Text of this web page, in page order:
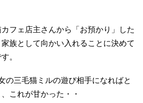
フェ店主さんから「お預かり」した
族として向かい入れることに決めて
。
の三毛猫ミルの遊び相手になればと
これが甘かった・・